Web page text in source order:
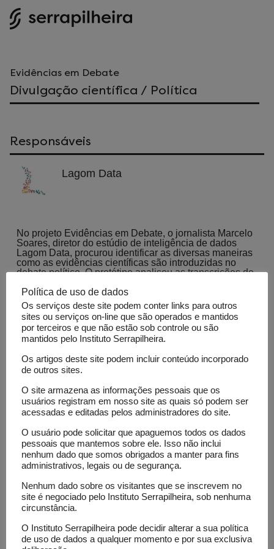
Evidências em Debate
Divulgação científica / Política
Responsáveis
Lagom Data
No projeto Evidências em Debate, o jornalista Marcelo
Soares, diretor do estúdio de inteligência de dados
Lagom Data, procurou identificar as diversas maneiras
como as evidências científicas são introduzidas no
debate político. O protótipo analisou as transcrições de
menções, ainda que oblíquas, a estudos. Depois, esses
foram identificados e categorizados para compreender
os padrões de uso de evidências na ciência. O relatório
final foi distribuído pela Agência Bori, também grantee
do Serrapilheira,e mostrou que estudos enviesados,
com falhas metodológicas e a chamada pseudociência
atenção das pesquisas científicas de qualidade durante
a CPI da Pandemia.
Um dos pioneiros do jornalismo de dados no Brasil,
Soares tem no currículo prêmios Esso, Petrobras e
Synapsis/FBH. Sua empresa, a Lagom Data, colabora
com veículos de imprensa e entidades do terceiro setor
para coleta, análise e visualização de dados.
Veja o relatório finalaqui.
Site
Recursos investidos
Grant 2022: R$ 47.500,00
Política de uso de dados
Os serviços deste site podem conter links para outros
sites ou serviços on-line que são operados e mantidos
por terceiros e que não estão sob controle ou são
mantidos pelo Instituto Serrapilheira.
Os artigos deste site podem incluir conteúdo incorporado
de outros sites.
O site armazena as informações pessoais que os
usuários registram em nosso site as quais só podem ser
acessadas e editadas pelos administradores do site.
O usuário pode solicitar que apaguemos todos os dados
pessoais que mantemos sobre ele. Isso não inclui
nenhum dado que somos obrigados a manter para fins
administrativos, legais ou de segurança.
Nenhum dado sobre os visitantes que se inscrevem no
site é negociado pelo Instituto Serrapilheira, sob nenhuma
circunstância.
O Instituto Serrapilheira pode decidir alterar a sua política
de uso de dados a qualquer momento e por sua exclusiva